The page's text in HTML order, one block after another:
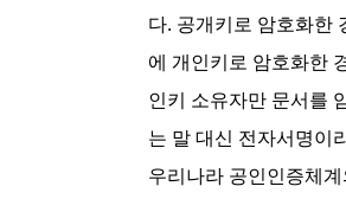
다. 공개키로 암호화한
에 개인키로 암호화한
인키 소유자만 문서를
는 말 대신 전자서명이
우리나라 공인인증체